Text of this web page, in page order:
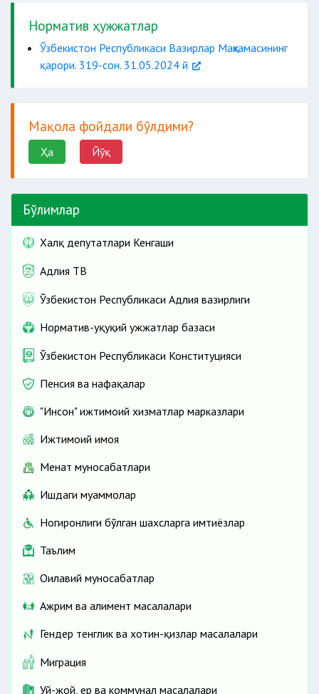
далолатномада қайд этилиши шарт.
Норматив ҳужжатлар
Ўзбекистон Республикаси Вазирлар Маҳкамасининг
қарори. 319-сон. 31.05.2024 й
Мақола фойдали бўлдими?
Ҳа Йўқ
Бўлимлар
Халқ депутатлари Кенгаши
Адлия ТВ
Ўзбекистон Республикаси Адлия вазирлиги
Норматив-ҳуқуқий ҳужжатлар базаси
Ўзбекистон Республикаси Конституцияси
Пенсия ва нафақалар
"Инсон" ижтимоий хизматлар марказлари
Ижтимоий ҳимоя
Меҳнат муносабатлари
Ишдаги муаммолар
Ногиронлиги бўлган шахсларга имтиёзлар
Таълим
Оилавий муносабатлар
Ажрим ва алимент масалалари
Гендер тенглик ва хотин-қизлар масалалари
Миграция
Уй-жой, ер ва коммунал масалалари